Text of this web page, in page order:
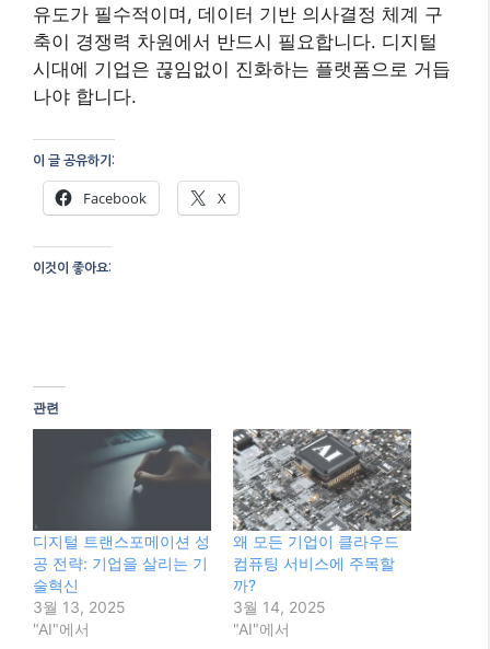
유도가 필수적이며, 데이터 기반 의사결정 체계 구
축이 경쟁력 차원에서 반드시 필요합니다. 디지털
시대에 기업은 끊임없이 진화하는 플랫폼으로 거듭
나야 합니다.
이 글 공유하기:
Facebook X
이것이 좋아요:
관련
디지털 트랜스포메이션 성
공 전략: 기업을 살리는 기
술혁신
3월 13, 2025
"AI"에서
왜 모든 기업이 클라우드
컴퓨팅 서비스에 주목할
까?
3월 14, 2025
"AI"에서